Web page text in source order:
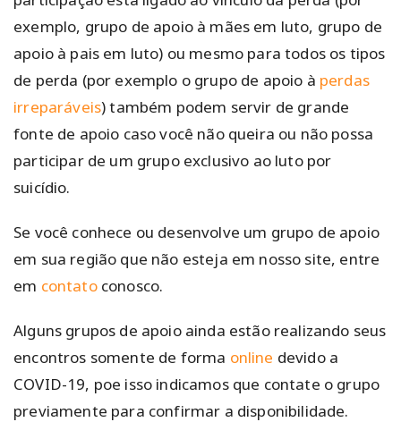
exemplo, grupo de apoio à mães em luto, grupo de
apoio à pais em luto) ou mesmo para todos os tipos
de perda (por exemplo o grupo de apoio à perdas
irreparáveis) também podem servir de grande
fonte de apoio caso você não queira ou não possa
participar de um grupo exclusivo ao luto por
suicídio.
Se você conhece ou desenvolve um grupo de apoio
em sua região que não esteja em nosso site, entre
em contatoconosco.
Alguns grupos de apoio ainda estão realizando seus
encontros somente de forma online devido a
COVID-19, poe isso indicamos que contate o grupo
previamente para confirmar a disponibilidade.